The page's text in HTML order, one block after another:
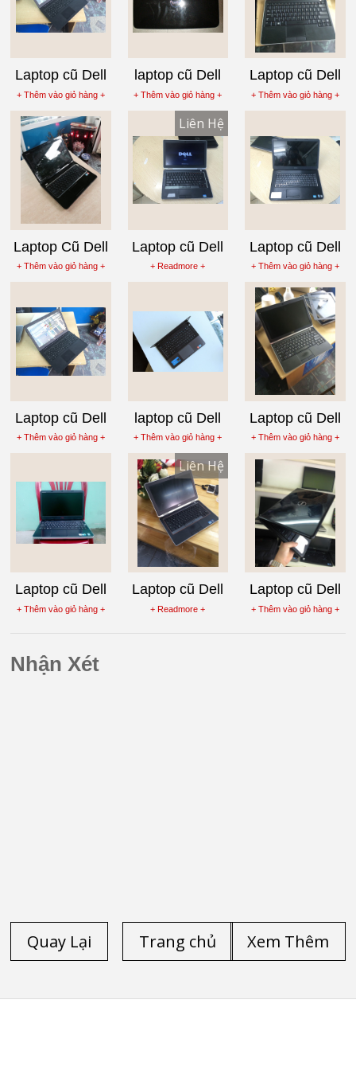
Laptop cũ Dell
inspiron 15-
5542 Core i3-
4005U, Ram
4G
+ Thêm vào giỏ hàng +
laptop cũ Dell
inspiron 3520,
Core i5 3210M
+ Thêm vào giỏ hàng +
Laptop cũ Dell
Latitude E6220
Core i5-2520M,
128Gb
+ Thêm vào giỏ hàng +
Laptop Cũ Dell
Inspiron 4110
Core i3 2350M
+ Thêm vào giỏ hàng +
Laptop cũ Dell
Latitude E6330,
Core i7-3520M
+ Readmore +
Liên Hệ
Laptop cũ Dell
Inspiron 15R
N5050 Core i5-
2430M
+ Thêm vào giỏ hàng +
Laptop cũ Dell
inspiron 15-
5542, Core i7-
Rời
+ Thêm vào giỏ hàng +
laptop cũ Dell
Vostro 5460
Core i3-3110M
+ Thêm vào giỏ hàng +
Laptop cũ Dell
Latitude E6220,
Core i5-2520M
+ Thêm vào giỏ hàng +
Laptop cũ Dell
Vostro 1440
+ Thêm vào giỏ hàng +
Laptop cũ Dell
Latitude E6320
+ Readmore +
Liên Hệ
Laptop cũ Dell
Insprion N4030
+ Thêm vào giỏ hàng +
Nhận Xét
Quay Lại Xem Thêm
Trang chủ